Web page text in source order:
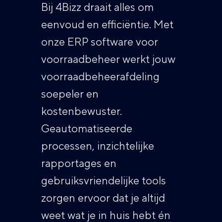
Bij 4Bizz draait alles om
eenvoud en efficiëntie. Met
onze ERP software voor
voorraadbeheer werkt jouw
voorraadbeheerafdeling
soepeler en
kostenbewuster.
Geautomatiseerde
processen, inzichtelijke
rapportages en
gebruiksvriendelijke tools
zorgen ervoor dat je altijd
weet wat je in huis hebt én